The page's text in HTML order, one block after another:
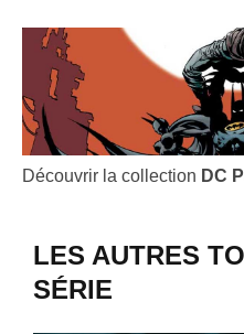
Découvrir la collection DC
LES AUTRES
SÉRIE